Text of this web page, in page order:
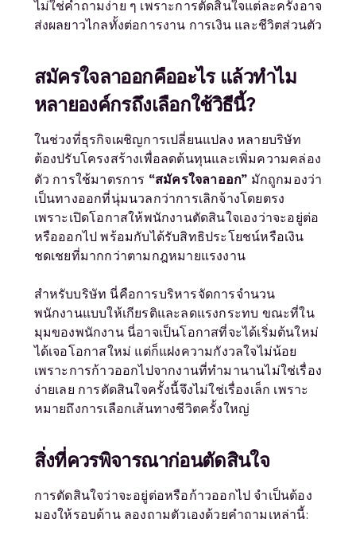
ไม่ใช่คำถามง่าย ๆ เพราะการตัดสินใจแต่ละครั้งอาจ
ส่งผลยาวไกลทั้งต่อการงาน การเงิน และชีวิตส่วนตัว
สมัครใจลาออกคืออะไร แล้วทำไม
หลายองค์กรถึงเลือกใช้วิธีนี้?
ในช่วงที่ธุรกิจเผชิญการเปลี่ยนแปลง หลายบริษัท
ต้องปรับโครงสร้างเพื่อลดต้นทุนและเพิ่มความคล่อง
ตัว การใช้มาตรการ “สมัครใจลาออก” มักถูกมองว่า
เป็นทางออกที่นุ่มนวลกว่าการเลิกจ้างโดยตรง
เพราะเปิดโอกาสให้พนักงานตัดสินใจเองว่าจะอยู่ต่อ
หรือออกไป พร้อมกับได้รับสิทธิประโยชน์หรือเงิน
ชดเชยที่มากกว่าตามกฎหมายแรงงาน
สำหรับบริษัท นี่คือการบริหารจัดการจำนวน
พนักงานแบบให้เกียรติและลดแรงกระทบ ขณะที่ใน
มุมของพนักงาน นี่อาจเป็นโอกาสที่จะได้เริ่มต้นใหม่
ได้เจอโอกาสใหม่ แต่ก็แฝงความกังวลใจไม่น้อย
เพราะการก้าวออกไปจากงานที่ทำมานานไม่ใช่เรื่อง
ง่ายเลย การตัดสินใจครั้งนี้จึงไม่ใช่เรื่องเล็ก เพราะ
หมายถึงการเลือกเส้นทางชีวิตครั้งใหญ่
สิ่งที่ควรพิจารณาก่อนตัดสินใจ
การตัดสินใจว่าจะอยู่ต่อหรือก้าวออกไป จำเป็นต้อง
มองให้รอบด้าน ลองถามตัวเองด้วยคำถามเหล่านี้: